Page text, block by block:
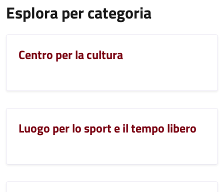
Esplora per categoria
Centro per la cultura
Luogo per lo sport e il tempo libero